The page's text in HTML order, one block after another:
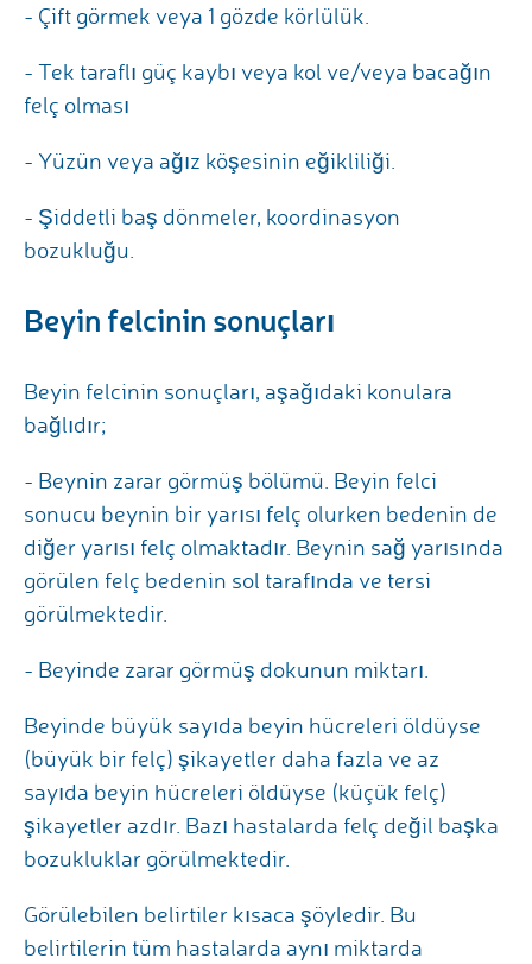
- Çift görmek veya 1 gözde körlülük.
- Tek taraflı güç kaybı veya kol ve/veya bacağın
felç olması
- Yüzün veya ağız köşesinin eğikliliği.
- Şiddetli baş dönmeler, koordinasyon
bozukluğu.
Beyin felcinin sonuçları
Beyin felcinin sonuçları, aşağıdaki konulara
bağlıdır;
- Beynin zarar görmüş bölümü. Beyin felci
sonucu beynin bir yarısı felç olurken bedenin de
diğer yarısı felç olmaktadır. Beynin sağ yarısında
görülen felç bedenin sol tarafında ve tersi
görülmektedir.
- Beyinde zarar görmüş dokunun miktarı.
Beyinde büyük sayıda beyin hücreleri öldüyse
(büyük bir felç) şikayetler daha fazla ve az
sayıda beyin hücreleri öldüyse (küçük felç)
şikayetler azdır. Bazı hastalarda felç değil başka
bozukluklar görülmektedir.
Görülebilen belirtiler kısaca şöyledir. Bu
belirtilerin tüm hastalarda aynı miktarda